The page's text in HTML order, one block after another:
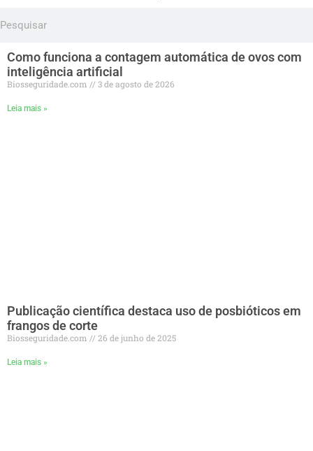
Como funciona a contagem automática de ovos com
inteligência artificial
Biosseguridade.com 3 de agosto de 2026
Leia mais »
Publicação científica destaca uso de posbióticos em
frangos de corte
Biosseguridade.com 26 de junho de 2025
Leia mais »